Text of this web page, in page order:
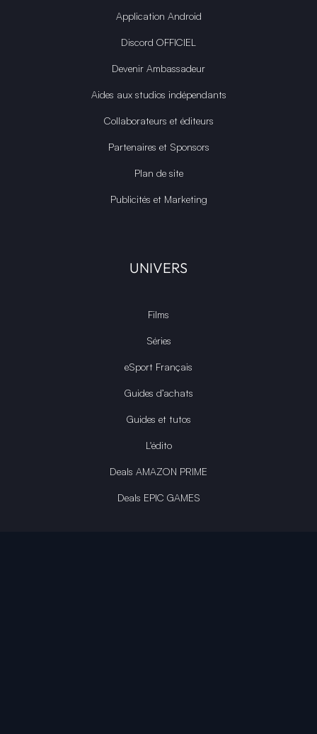
Application Android
Discord OFFICIEL
Devenir Ambassadeur
Aides aux studios indépendants
Collaborateurs et éditeurs
Partenaires et Sponsors
Plan de site
Publicités et Marketing
UNIVERS
Films
Séries
eSport Français
Guides d’achats
Guides et tutos
L'édito
Deals AMAZON PRIME
Deals EPIC GAMES